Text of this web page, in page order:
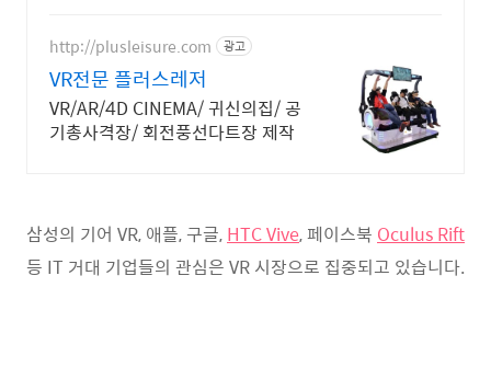
http://plusleisure.com 광고
VR전문 플러스레저
VR/AR/4D CINEMA/ 귀신의집/ 공
기총사격장/ 회전풍선다트장 제작
삼성의 기어 VR, 애플, 구글, HTC Vive, 페이스북 Oculus Rift
등 IT 거대 기업들의 관심은 VR 시장으로 집중되고 있습니다.